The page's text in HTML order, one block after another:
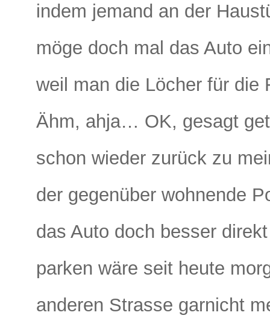
indem jemand an der
möge doch mal das Auto
weil man die Löcher für die
Ähm, ahja… OK, gesagt
schon wieder zurück zu
der gegenüber wohnende
das Auto doch besser
parken wäre seit heute
anderen Strasse garnicht